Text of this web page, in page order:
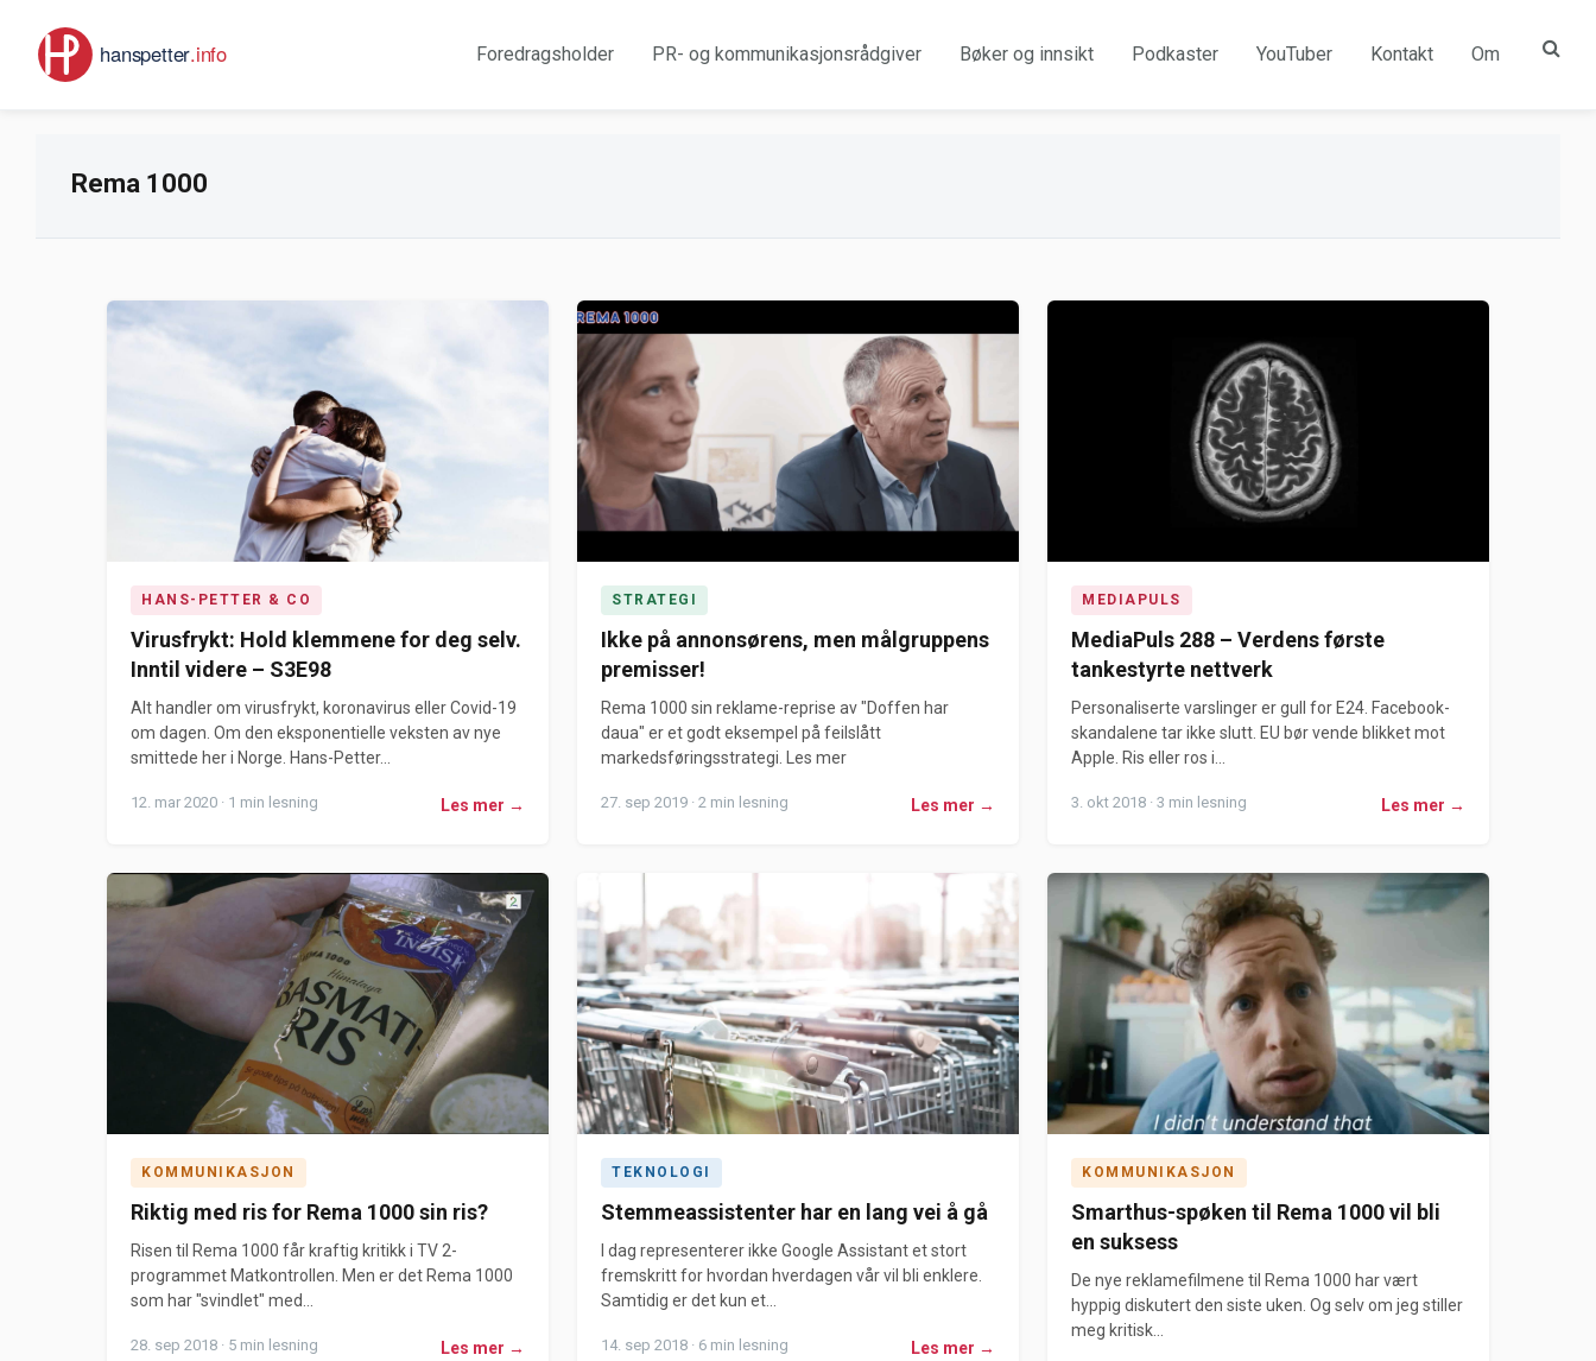
Foredragsholder PR- og kommunikasjonsrådgiver Bøker og innsikt Podkaster YouTuber Kontakt Om
Rema 1000
HANS-PETTER & CO
Virusfrykt: Hold klemmene for deg selv.
Inntil videre – S3E98
Alt handler om virusfrykt, koronavirus eller Covid-19
om dagen. Om den eksponentielle veksten av nye
smittede her i Norge. Hans-Petter...
12. mar 2020 · 1 min lesning Les mer →
STRATEGI
Ikke på annonsørens, men målgruppens
premisser!
Rema 1000 sin reklame-reprise av "Doffen har
daua" er et godt eksempel på feilslått
markedsføringsstrategi. Les mer
27. sep 2019 · 2 min lesning Les mer →
MEDIAPULS
MediaPuls 288 – Verdens første
tankestyrte nettverk
Personaliserte varslinger er gull for E24. Facebook-
skandalene tar ikke slutt. EU bør vende blikket mot
Apple. Ris eller ros i...
3. okt 2018 · 3 min lesning Les mer →
KOMMUNIKASJON
Riktig med ris for Rema 1000 sin ris?
Risen til Rema 1000 får kraftig kritikk i TV 2-
programmet Matkontrollen. Men er det Rema 1000
som har "svindlet" med...
28. sep 2018 · 5 min lesning Les mer →
TEKNOLOGI
Stemmeassistenter har en lang vei å gå
I dag representerer ikke Google Assistant et stort
fremskritt for hvordan hverdagen vår vil bli enklere.
Samtidig er det kun et...
14. sep 2018 · 6 min lesning Les mer →
KOMMUNIKASJON
Smarthus-spøken til Rema 1000 vil bli
en suksess
De nye reklamefilmene til Rema 1000 har vært
hyppig diskutert den siste uken. Og selv om jeg stiller
meg kritisk...